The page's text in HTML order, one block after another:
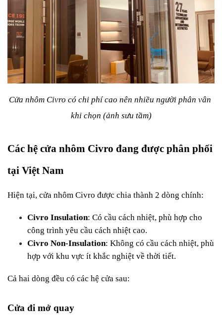
Cửa nhôm Civro có chi phí cao nên nhiều người phân vân
khi chọn (ảnh sưu tầm)
Các hệ cửa nhôm Civro đang được phân phối
tại Việt Nam
Hiện tại, cửa nhôm Civro được chia thành 2 dòng chính:
Civro Insulation: Có cầu cách nhiệt, phù hợp cho
công trình yêu cầu cách nhiệt cao.
Civro Non-Insulation: Không có cầu cách nhiệt, phù
hợp với khu vực ít khắc nghiệt về thời tiết.
Cả hai dòng đều có các hệ cửa sau:
Cửa đi mở quay